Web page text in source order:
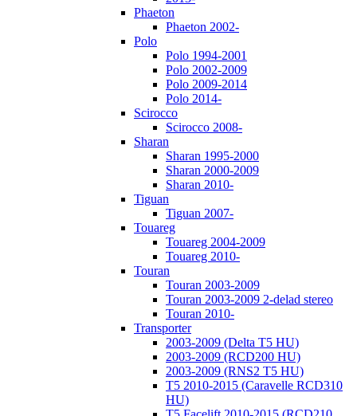
Phaeton
Phaeton 2002-
Polo
Polo 1994-2001
Polo 2002-2009
Polo 2009-2014
Polo 2014-
Scirocco
Scirocco 2008-
Sharan
Sharan 1995-2000
Sharan 2000-2009
Sharan 2010-
Tiguan
Tiguan 2007-
Touareg
Touareg 2004-2009
Touareg 2010-
Touran
Touran 2003-2009
Touran 2003-2009 2-delad stereo
Touran 2010-
Transporter
2003-2009 (Delta T5 HU)
2003-2009 (RCD200 HU)
2003-2009 (RNS2 T5 HU)
T5 2010-2015 (Caravelle RCD310
HU)